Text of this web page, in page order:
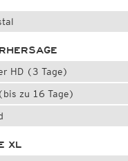
HD (3 Tage)
zu 16 Tage)
XL